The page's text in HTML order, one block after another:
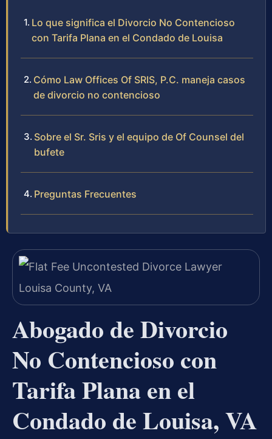
Lo que significa el Divorcio No Contencioso
con Tarifa Plana en el Condado de Louisa
Cómo Law Offices Of SRIS, P.C. maneja casos
de divorcio no contencioso
Sobre el Sr. Sris y el equipo de Of Counsel del
bufete
Preguntas Frecuentes
Abogado de Divorcio
No Contencioso con
Tarifa Plana en el
Condado de Louisa, VA